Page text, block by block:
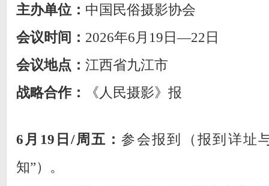
主办单位： 中国民俗摄影协会
会议时间： 2026年6月19日—22日
会议地点： 江西省九江市
战略合作：
《人民摄影》报
6月19日/周五：参会报到（报到详址
知”）。